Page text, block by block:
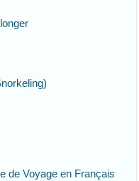
de Voyage en Français